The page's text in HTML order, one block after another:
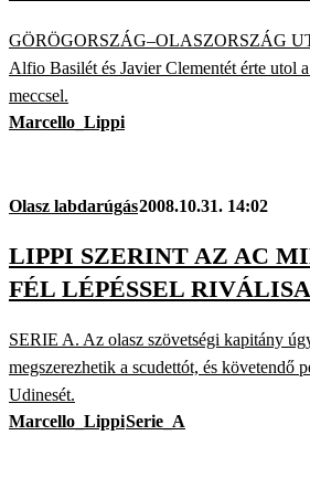
GÖRÖGORSZÁG–OLASZORSZÁG
Alfio Basilét és Javier Clementét érte utol
meccsel.
Marcello_Lippi
Olasz labdarúgás2008.10.31. 14:02
LIPPI SZERINT AZ AC
FÉL LÉPÉSSEL
SERIE A. Az olasz szövetségi kapitány
megszerezhetik a scudettót, és követendő
Udinesét.
Marcello_LippiSerie_A